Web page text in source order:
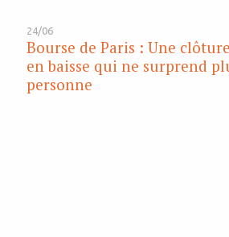
24/06
Bourse de Paris : Une
en baisse qui ne surprend
personne